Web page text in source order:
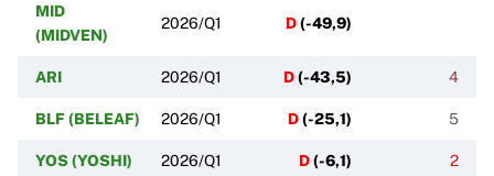
MID
(MIDVEN)
2026/Q1 D(-49,9)
ARI 2026/Q1 D(-43,5) 4
BLF (BELEAF) 2026/Q1 D(-25,1) 5
YOS (YOSHI) 2026/Q1 D(-6,1) 2